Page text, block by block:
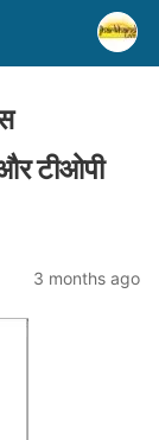
टीओपी
3 months ago